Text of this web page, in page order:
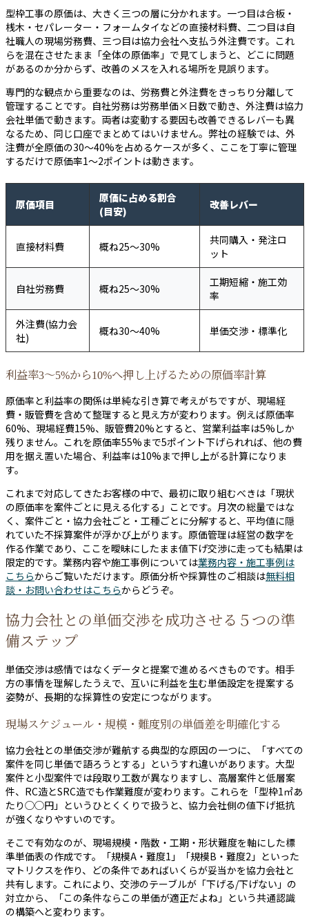
型枠工事の原価は、大きく三つの層に分かれます。一つ目は合板・
桟木・セパレーター・フォームタイなどの直接材料費、二つ目は自
社職人の現場労務費、三つ目は協力会社へ支払う外注費です。これ
らを混在させたまま「全体の原価率」で見てしまうと、どこに問題
があるのか分からず、改善のメスを入れる場所を見誤ります。
専門的な観点から重要なのは、労務費と外注費をきっちり分離して
管理することです。自社労務は労務単価×日数で動き、外注費は協力
会社単価で動きます。両者は変動する要因も改善できるレバーも異
なるため、同じ口座でまとめてはいけません。弊社の経験では、外
注費が全原価の30〜40%を占めるケースが多く、ここを丁寧に管理
するだけで原価率1〜2ポイントは動きます。
原価項目
原価に占める割合
(目安)
改善レバー
直接材料費 概ね25〜30%
共同購入・発注ロ
ット
自社労務費 概ね25〜30%
工期短縮・施工効
率
外注費(協力会
社)
概ね30〜40% 単価交渉・標準化
利益率3〜5%から10%へ押し上げるための原価率計算
原価率と利益率の関係は単純な引き算で考えがちですが、現場経
費・販管費を含めて整理すると見え方が変わります。例えば原価率
60%、現場経費15%、販管費20%とすると、営業利益率は5%しか
残りません。これを原価率55%まで5ポイント下げられれば、他の費
用を据え置いた場合、利益率は10%まで押し上がる計算になりま
す。
これまで対応してきたお客様の中で、最初に取り組むべきは「現状
の原価率を案件ごとに見える化する」ことです。月次の総量ではな
く、案件ごと・協力会社ごと・工種ごとに分解すると、平均値に隠
れていた不採算案件が浮かび上がります。原価管理は経営の数字を
作る作業であり、ここを曖昧にしたまま値下げ交渉に走っても結果は
限定的です。業務内容や施工事例については業務内容・施工事例は
こちらからご覧いただけます。原価分析や採算性のご相談は無料相
談・お問い合わせはこちらからどうぞ。
協力会社との単価交渉を成功させる５つの準
備ステップ
単価交渉は感情ではなくデータと提案で進めるべきものです。相手
方の事情を理解したうえで、互いに利益を生む単価設定を提案する
姿勢が、長期的な採算性の安定につながります。
現場スケジュール・規模・難度別の単価差を明確化する
協力会社との単価交渉が難航する典型的な原因の一つに、「すべての
案件を同じ単価で語ろうとする」というすれ違いがあります。大型
案件と小型案件では段取り工数が異なりますし、高層案件と低層案
件、RC造とSRC造でも作業難度が変わります。これらを「型枠1㎡あ
たり◯◯円」というひとくくりで扱うと、協力会社側の値下げ抵抗
が強くなりやすいのです。
そこで有効なのが、現場規模・階数・工期・形状難度を軸にした標
準単価表の作成です。「規模A・難度1」「規模B・難度2」といった
マトリクスを作り、どの条件であればいくらが妥当かを協力会社と
共有します。これにより、交渉のテーブルが「下げる/下げない」の
対立から、「この条件ならこの単価が適正だよね」という共通認識
の構築へと変わります。